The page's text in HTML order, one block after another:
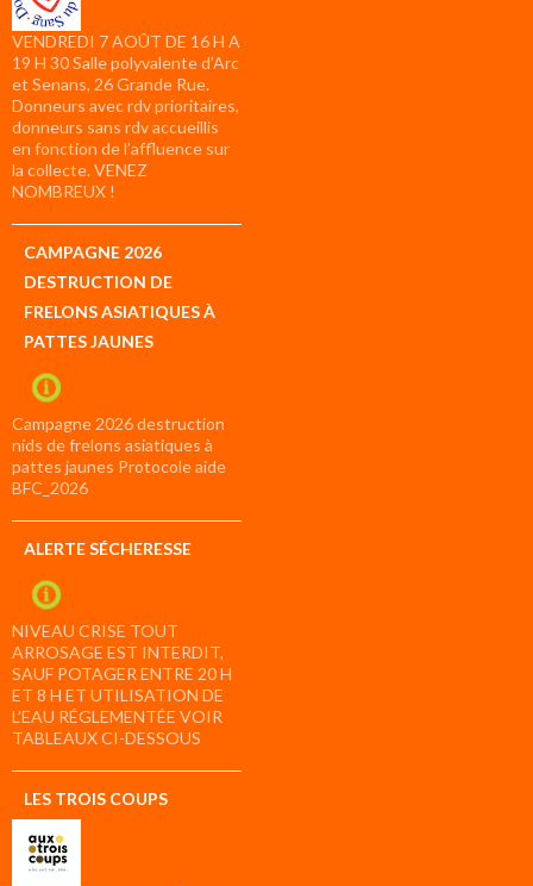
VENDREDI 7 AOÛT DE 16 H A
19 H 30 Salle polyvalente d’Arc
et Senans, 26 Grande Rue.
Donneurs avec rdv prioritaires,
donneurs sans rdv accueillis
en fonction de l’affluence sur
la collecte. VENEZ
NOMBREUX !
CAMPAGNE 2026
DESTRUCTION DE
FRELONS ASIATIQUES À
PATTES JAUNES
Campagne 2026 destruction
nids de frelons asiatiques à
pattes jaunes Protocole aide
BFC_2026
ALERTE SÉCHERESSE
NIVEAU CRISE TOUT
ARROSAGE EST INTERDIT,
SAUF POTAGER ENTRE 20 H
ET 8 H ET UTILISATION DE
L’EAU RÉGLEMENTÉE VOIR
TABLEAUX CI-DESSOUS
LES TROIS COUPS